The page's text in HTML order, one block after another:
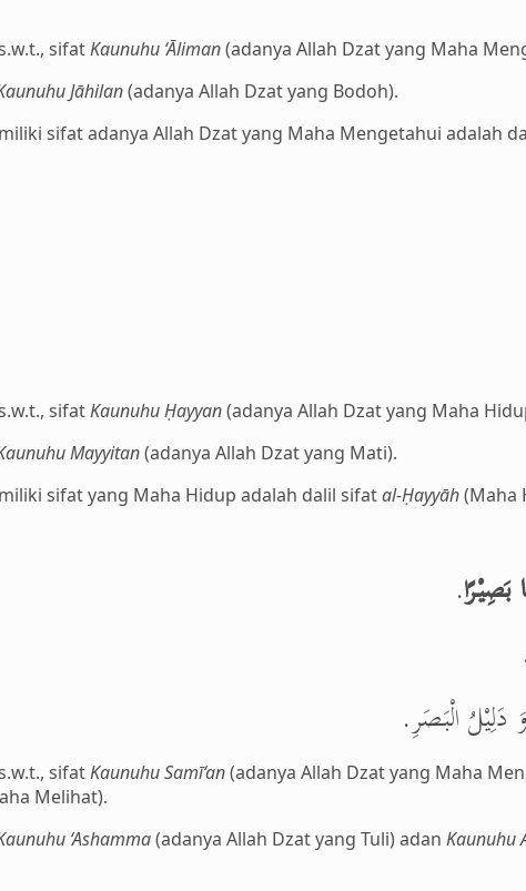
sifatKaunuhu ‘Āliman(adanya Allah Dzat yang Maha
Jāhilan(adanya Allah Dzat yang Bodoh).
sifat adanya Allah Dzat yang Maha Mengetahui adalah
sifatKaunuhuḤayyan(adanya Allah Dzat yang Maha
Mayyitan(adanya Allah Dzat yang Mati).
sifat yang Maha Hidup adalah dalil sifatal-Ḥayyāh(Maha
.
الْبَصَرِ.
sifatKaunuhu Samī‘an(adanya Allah Dzat yang Maha
Melihat).
‘Ashamma(adanya Allah Dzat yang Tuli) adan Kaunuhu